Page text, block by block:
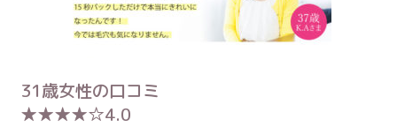
31歳女性の口コミ
★★★★☆4.0